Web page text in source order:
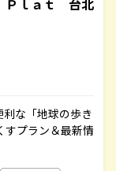
ｌａｔ 台北
な「地球の歩き
すプラン＆最新情